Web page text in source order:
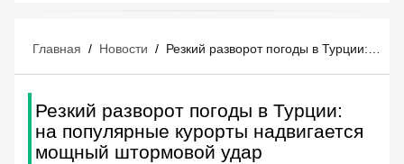
Главная / Новости / Резкий разворот погоды в Турции: на популярные курорты надвигается мощный штормовой удар
Резкий разворот погоды в Турции:
на популярные курорты надвигается
мощный штормовой удар